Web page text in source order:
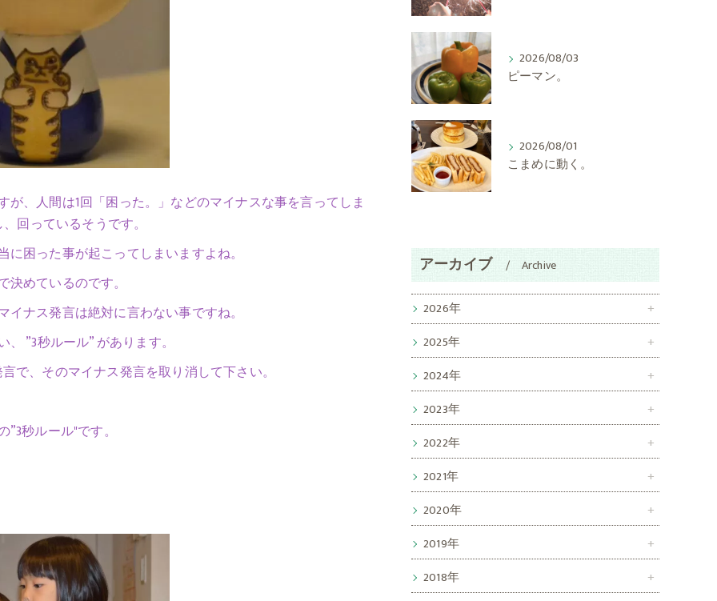
、人間は1回「困った。」などのマイナスな事を言ってしま
回っているそうです。
困った事が起こってしまいますよね。
めているのです。
ナス発言は絶対に言わない事ですね。
”3秒ルール” があります。
で、そのマイナス発言を取り消して下さい。
秒ルール"です。
2026/08/03
ピーマン。
2026/08/01
こまめに動く。
アーカイブ Archive
2026年
2025年
2024年
2023年
2022年
2021年
2020年
2019年
2018年